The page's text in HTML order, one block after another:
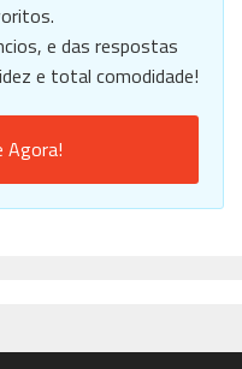
e das respostas
e total comodidade!